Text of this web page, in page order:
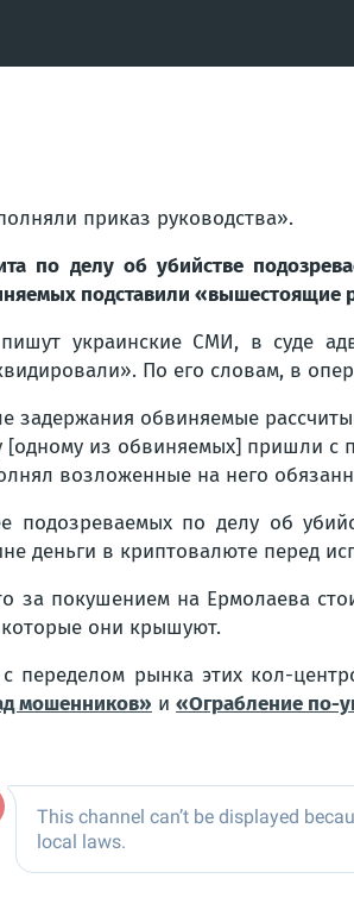
приказ руководства».
по делу об убийстве
подставили «вышестоящие
украинские СМИ, в суде
По его словам, в
задержания обвиняемые
[одному из обвиняемых] пришли с
возложенные на него
подозреваемых по делу об
деньги в криптовалюте перед
за покушением на Ермолаева
они крышуют.
рынка этих кол-
мошенников» и «Ограбление по-